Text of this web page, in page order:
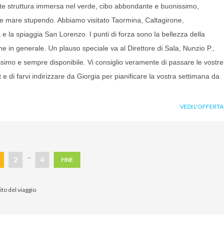
struttura immersa nel verde, cibo abbondante e buonissimo,
mare stupendo. Abbiamo visitato Taormina, Caltagirone,
la spiaggia San Lorenzo. I punti di forza sono la bellezza della
in generale. Un plauso speciale va al Direttore di Sala, Nunzio P.,
e sempre disponibile. Vi consiglio veramente di passare le vostre
di farvi indirizzare da Giorgia per pianificare la vostra settimana da
VEDI L'OFFERTA
2 4 FINE
del viaggio